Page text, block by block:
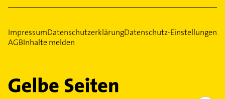
ImpressumDatenschutzerklärungDatenschutz-Einstellungen
AGBInhalte melden